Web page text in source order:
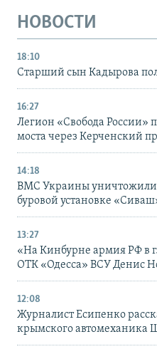
НОВОСТИ
18:10
Старший сын Кадырова
16:27
Легион «Свобода России»
моста через Керченский
14:18
ВМС Украины уничтожили
буровой установке
13:27
«На Кинбурне армия РФ в
ОТК «Одесса» ВСУ Денис
12:08
Журналист Есипенко
крымского автомеханика